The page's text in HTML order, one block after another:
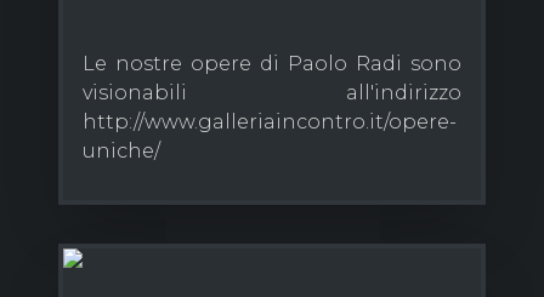
Le nostre opere di Paolo Radi sono
visionabili all'indirizzo
http://www.galleriaincontro.it/opere-
uniche/